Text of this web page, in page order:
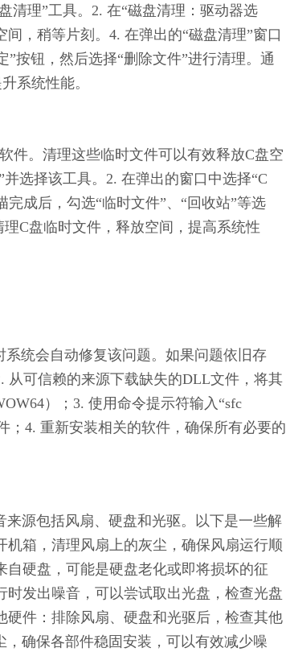
清理”工具。2. 在“磁盘清理：驱动器选
，稍等片刻。4. 在弹出的“磁盘清理”窗口
”按钮，然后选择“删除文件”进行清理。通
系统性能。
件。清理这些临时文件可以有效释放C盘空
选择该工具。2. 在弹出的窗口中选择“C
成后，勾选“临时文件”、“回收站”等选
C盘临时文件，释放空间，提高系统性
统会自动修复该问题。如果问题依旧存
从可信赖的来源下载缺失的DLL文件，将其
）；3. 使用命令提示符输入“sfc
；4. 重新安装相关的软件，确保所有必要的
源包括风扇、硬盘和光驱。以下是一些解
箱，清理风扇上的灰尘，确保风扇运行顺
硬盘，可能是硬盘老化或即将损坏的征
发出噪音，可以尝试取出光盘，检查光盘
件：排除风扇、硬盘和光驱后，检查其他
确保各部件稳固安装，可以有效减少噪